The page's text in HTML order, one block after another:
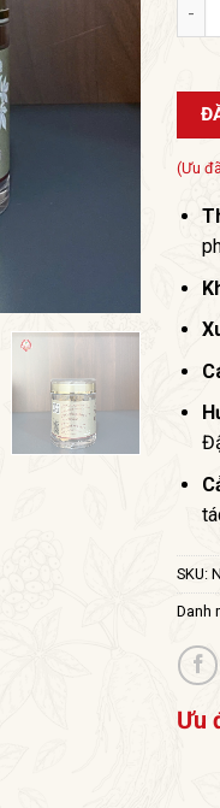
(Ưu
SKU:
Danh
Ưu